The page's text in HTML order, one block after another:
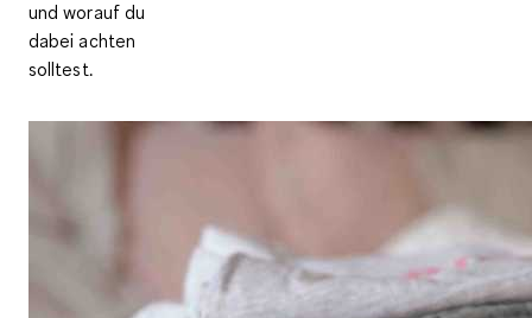
und worauf du
dabei achten
solltest.